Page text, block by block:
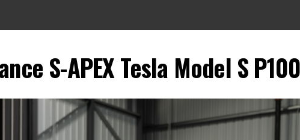
S-APEX Tesla Model S